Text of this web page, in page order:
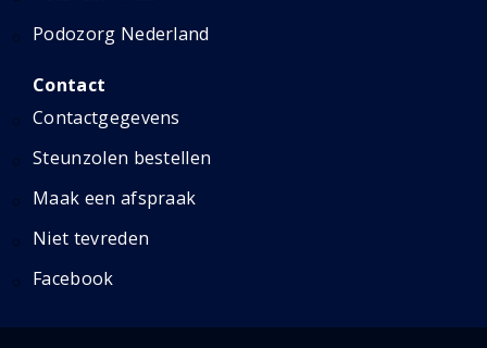
Podozorg Nederland
Contact
Contactgegevens
Steunzolen bestellen
Maak een afspraak
Niet tevreden
Facebook